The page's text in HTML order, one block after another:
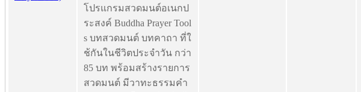
โปรแกรมสวดมนต์อเนกป
ระสงค์ Buddha Prayer Tool
s บทสวดมนต์ บทคาถา ที่ใ
ช้กันในชีวิตประจำวัน กว่า
85 บท พร้อมสร้างรายการ
สวดมนต์ มีวาทะธรรมคำ